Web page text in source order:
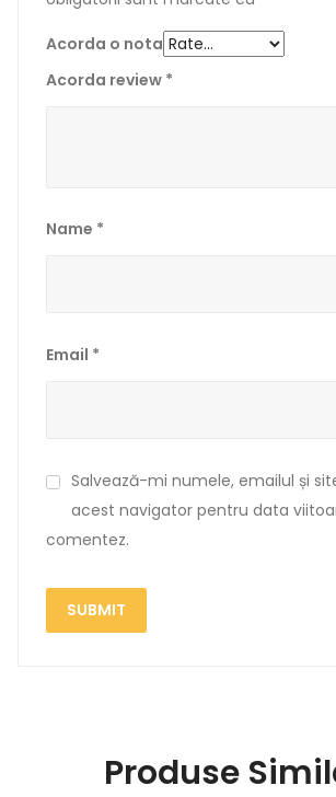
Acorda o nota
Acorda review *
Name *
Email *
Salvează-mi numele, emailul și
acest navigator pentru data
comentez.
Produse